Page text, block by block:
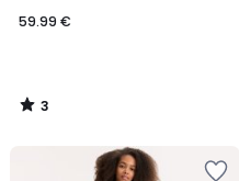
59.99 €
3
/